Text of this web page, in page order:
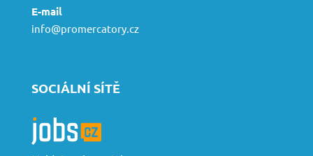
E-mail
info@promercatory.cz
SOCIÁLNÍ SÍTĚ